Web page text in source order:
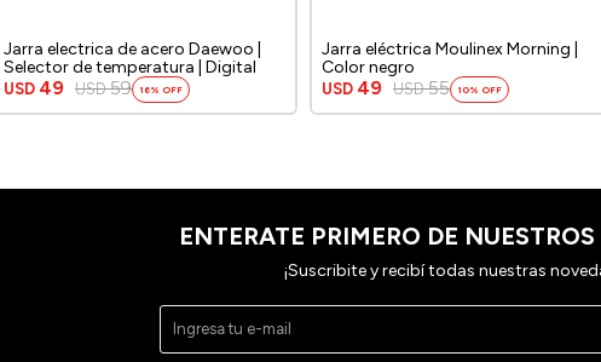
Jarra electrica de acero Daewoo |
Selector de temperatura | Digital
USD 49 USD 59 16
Jarra eléctrica Moulinex Morning |
Color negro
USD 49 USD 55 10
ENTERATE PRIMERO DE
¡Suscribite y recibí todas nuestras